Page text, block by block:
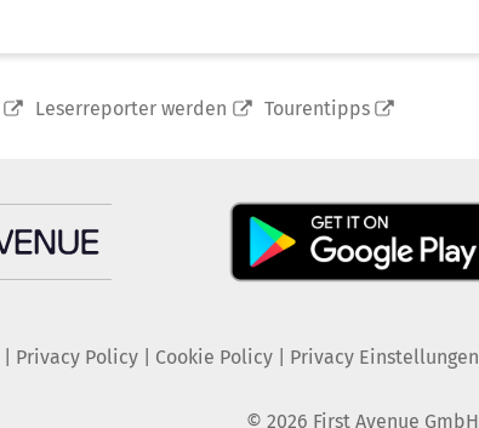
Leserreporter werden Tourentipps
Privacy Policy| Cookie Policy| Privacy Einstellungen
© 2026 First Avenue GmbH